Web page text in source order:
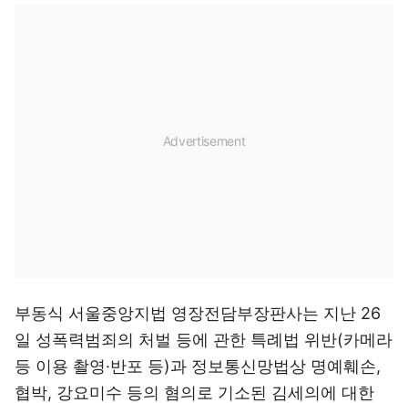
부동식 서울중앙지법 영장전담부장판사는 지난 26
일 성폭력범죄의 처벌 등에 관한 특례법 위반(카메라
등 이용 촬영·반포 등)과 정보통신망법상 명예훼손,
협박, 강요미수 등의 혐의로 기소된 김세의에 대한